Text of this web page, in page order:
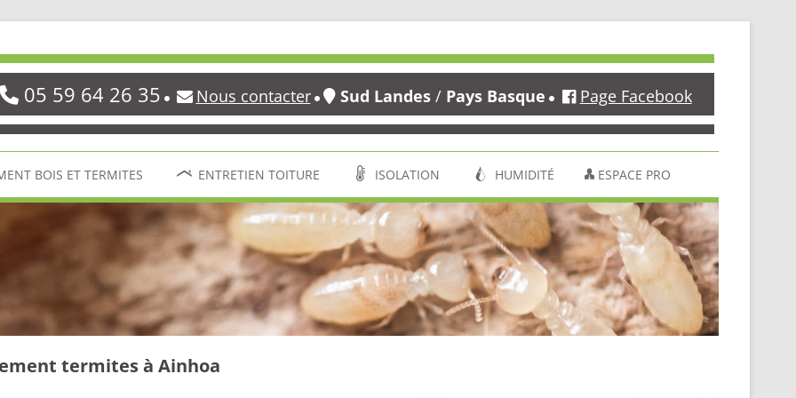
05 59 64 26 35 Nous contacter Sud Landes/ Pays Basque Page Facebook
Aller
au
contenu
BOIS ET TERMITES ENTRETIEN TOITURE ISOLATION HUMIDITÉ ESPACE PRO
termites à Ainhoa